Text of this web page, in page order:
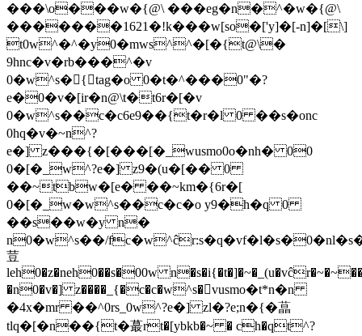
���\o���w�{@\ ���eg�n�^�w�{@\
�������1621�!k���w[so�['y]�[-n]�[\]
t0w^�^�y0�mws^^�[�{t@\�
9hnc�v�rb���^�v
0�w^s�{tag�o 0�t�^���0"�?
e�0�v�[ir�n@\t�t6r�[�v
0�w^s��c�c6e9��{t�r�l 0 ��s�onc
0hq�v�~n^?
e�] z���{�[���[�_wusmo0o�nh� 00
0�[�_w^?e�] z9�(u�[�� 0
��~tbw�[e� ��~km�{6r�[
0�[�_w�w^s��c�c�o y9�h�q 0
��s��w�y n�
n0�w^s��/
荳
leh0�z�neh0��s�00w
�n0�v�] z����_{�c�c�w^s�vusmo�t*n�n
�4x�mr ��^0rs_0w^?e�] zl�?e;n�{�蕌
tlq�[�n��{t�蕞rt�[ybkb�~ � ch�qt^?